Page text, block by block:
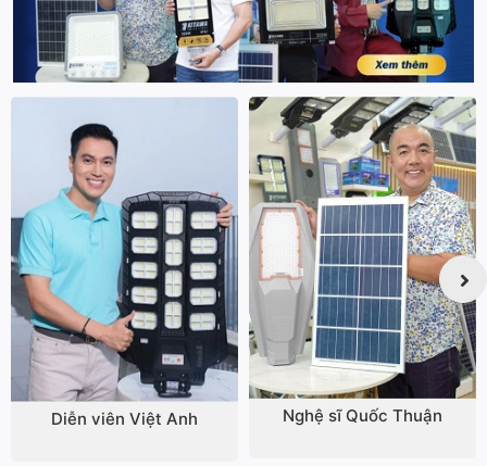
Diễn viên Việt Anh Nghệ sĩ Quốc Thuận